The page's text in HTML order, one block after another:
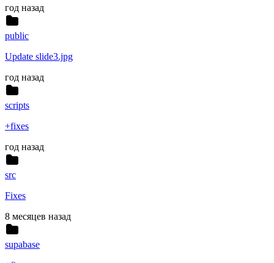
год назад
public
Update slide3.jpg
год назад
scripts
+fixes
год назад
src
Fixes
8 месяцев назад
supabase